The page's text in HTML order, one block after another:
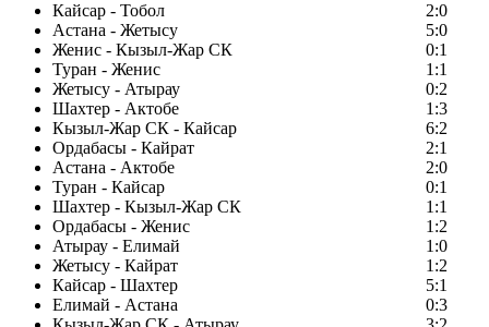
Кайсар - Тобол
2:0
Астана - Жетысу
5:0
Женис - Кызыл-Жар СК
0:1
Туран - Женис
1:1
Жетысу - Атырау
0:2
Шахтер - Актобе
1:3
Кызыл-Жар СК - Кайсар
6:2
Ордабасы - Кайрат
2:1
Астана - Актобе
2:0
Туран - Кайсар
0:1
Шахтер - Кызыл-Жар СК
1:1
Ордабасы - Женис
1:2
Атырау - Елимай
1:0
Жетысу - Кайрат
1:2
Кайсар - Шахтер
5:1
Елимай - Астана
0:3